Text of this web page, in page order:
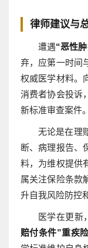
律师建议与
遭遇“恶性
弃，应第一时间
权威医学材料。
消费者协会投诉
新标准审查案件。
无论是在理
断、病理报告、
料，为维权提供
属关注保险条款
升自我风险防控
医学在更新
赔付条件”重疾